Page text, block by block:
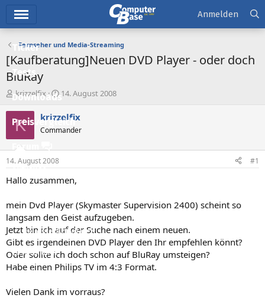
Ticker
Tests
Downloads
Preisvergleich
Forum
Aktuelles
Neue Beiträge
Neueste Aktivitäten
Leserartikel
Regeln
Anmelden
Fernseher und Media-Streaming
[Kaufberatung]Neuen DVD Player - oder doch
BluRay
E
r
s
t
e
r
krizzelfix
E
r
s
e
t
a
14. August 2008
K krizzelfix
Commander
14. August 2008 #1
Hallo zusammen,
mein Dvd Player (Skymaster Supervision 2400) scheint so
langsam den Geist aufzugeben.
Jetzt bin ich auf der Suche nach einem neuen.
Gibt es irgendeinen DVD Player den Ihr empfehlen könnt?
Oder sollte ich doch schon auf BluRay umsteigen?
Habe einen Philips TV im 4:3 Format.
Vielen Dank im vorraus?